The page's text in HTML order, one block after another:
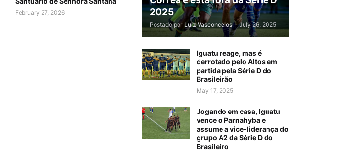
February 27, 2026
2025
Postado por Luiz Vasconcelos - July 26, 2025
Iguatu reage, mas é
derrotado pelo Altos em
partida pela Série D do
Brasileirão
May 17, 2025
Jogando em casa, Iguatu
vence o Parnahyba e
assume a vice-liderança do
grupo A2 da Série D do
Brasileiro